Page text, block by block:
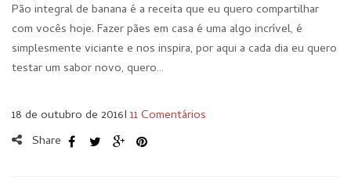
Pão integral de banana é a receita que eu quero compartilhar
com vocês hoje. Fazer pães em casa é uma algo incrível, é
simplesmente viciante e nos inspira, por aqui a cada dia eu quero
testar um sabor novo, quero…
18 de outubro de 2016I 11 Comentários
Share